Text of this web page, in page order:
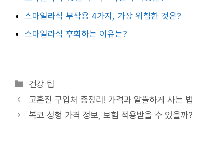
스마일라식 부작용 4가지, 가장 위험한 것은?
스마일라식 후회하는 이유는?
카
테
고
건강 팁
고혼진 구입처 총정리! 가격과 알뜰하게 사는 법
복코 성형 가격 정보, 보험 적용받을 수 있을까?